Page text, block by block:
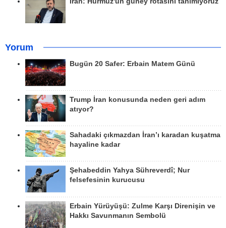
Yorum
Bugün 20 Safer: Erbain Matem Günü
Trump İran konusunda neden geri adım
atıyor?
Sahadaki çıkmazdan İran’ı karadan kuşatma
hayaline kadar
Şehabeddin Yahya Sühreverdî; Nur
felsefesinin kurucusu
Erbain Yürüyüşü: Zulme Karşı Direnişin ve
Hakkı Savunmanın Sembolü